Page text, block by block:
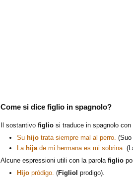
Come si dice figlio in spagnolo?
Il sostantivo figlio si traduce in spagnolo con
Su hijo trata siempre mal al perro. (Suo
La hija de mi hermana es mi sobrina.
Alcune espressioni utili con la parola figlio
Hijo pródigo. (Figliol prodigo).